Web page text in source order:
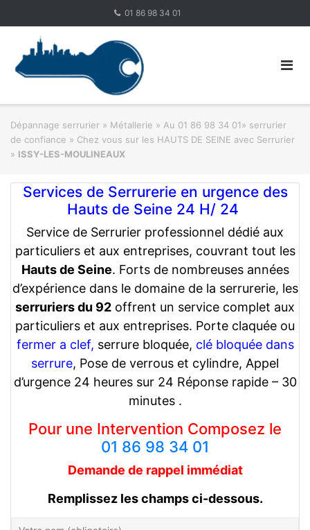
01 86 98 34 01
Dépannage serrurier » Métallerie » Au 01 86 98 34 01» serrurier
de confiance » Chez vous sur les HAUTS DE SEINE avec Serrurier
» ISSY-LES-MOULINEAUX
Services de Serrurerie en urgence des
Hauts de Seine 24 H/ 24
Service de Serrurier professionnel dédié aux
particuliers et aux entreprises, couvrant tout les
Hauts de Seine. Forts de nombreuses années
d’expérience dans le domaine de la serrurerie, les
serruriers du 92 offrent un service complet aux
particuliers et aux entreprises. Porte claquée ou
fermer a clef, serrure bloquée, clé bloquée dans
serrure, Pose de verrous et cylindre, Appel
d’urgence 24 heures sur 24 Réponse rapide – 30
minutes .
Pour une Intervention Composez le
01 86 98 34 01
Demande de rappel immédiat
Remplissez les champs ci-dessous.